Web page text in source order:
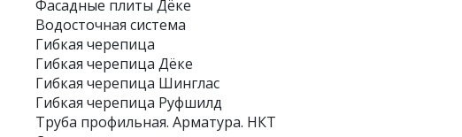
Фасадные плиты Дёке
Водосточная система
Гибкая черепица
Гибкая черепица Дёке
Гибкая черепица Шинглас
Гибкая черепица Руфшилд
Труба профильная. Арматура. НКТ